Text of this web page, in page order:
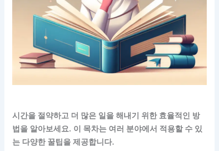
시간을 절약하고 더 많은 일을 해내기 위한 효율적인 방
법을 알아보세요. 이 목차는 여러 분야에서 적용할 수 있
는 다양한 꿀팁을 제공합니다.